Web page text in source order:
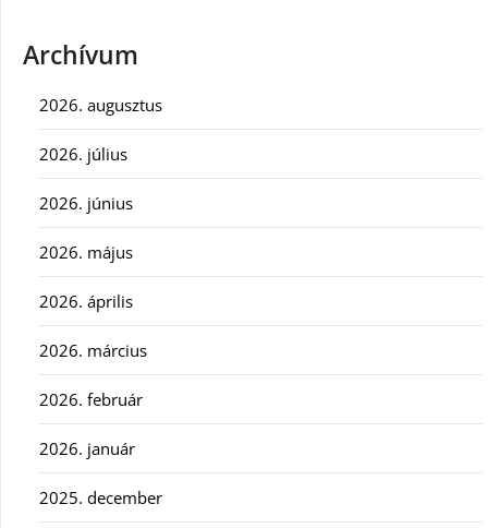
Archívum
2026. augusztus
2026. július
2026. június
2026. május
2026. április
2026. március
2026. február
2026. január
2025. december